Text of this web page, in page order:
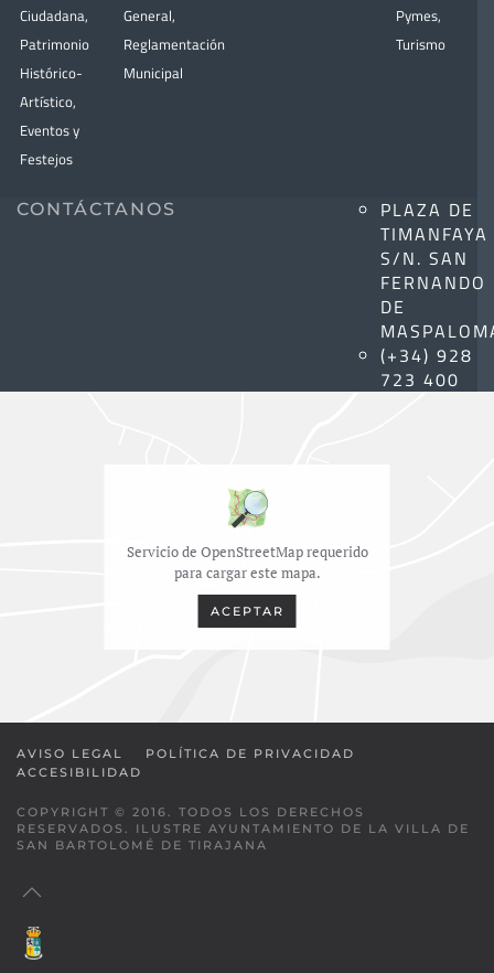
Ciudadana,
Patrimonio
Histórico-
Artístico,
Eventos y
Festejos
General,
Reglamentación
Municipal
Pymes,
Turismo
CONTÁCTANOS
PLAZA DE
TIMANFAYA
S/N. SAN
FERNANDO
DE
(+34) 928
723 400
Servicio de OpenStreetMap requerido
para cargar este mapa.
ACEPTAR
AVISO LEGAL
POLÍTICA DE PRIVACIDAD
ACCESIBILIDAD
COPYRIGHT © 2016. TODOS LOS DERECHOS
RESERVADOS. ILUSTRE AYUNTAMIENTO DE LA VILLA DE
SAN BARTOLOMÉ DE TIRAJANA